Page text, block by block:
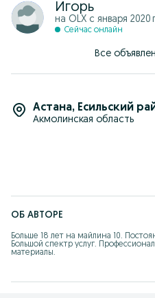
Игорь
на OLX с января 2020
Сейчас онлайн
Все
Астана, Есильский
Акмолинская область
ОБ АВТОРЕ
Больше 18 лет на майлина 10.
Большой спектр услуг.
материалы.